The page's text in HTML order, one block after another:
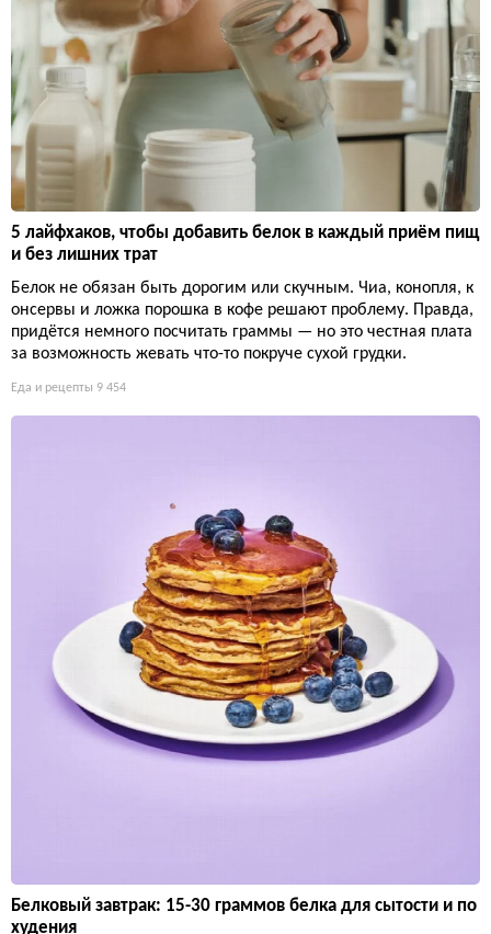
5 лайфхаков, чтобы добавить белок в каждый приём пищ
и без лишних трат
Белок не обязан быть дорогим или скучным. Чиа, конопля, к
онсервы и ложка порошка в кофе решают проблему. Правда,
придётся немного посчитать граммы — но это честная плата
за возможность жевать что-то покруче сухой грудки.
Еда и рецепты 9 454
Белковый завтрак: 15-30 граммов белка для сытости и по
худения